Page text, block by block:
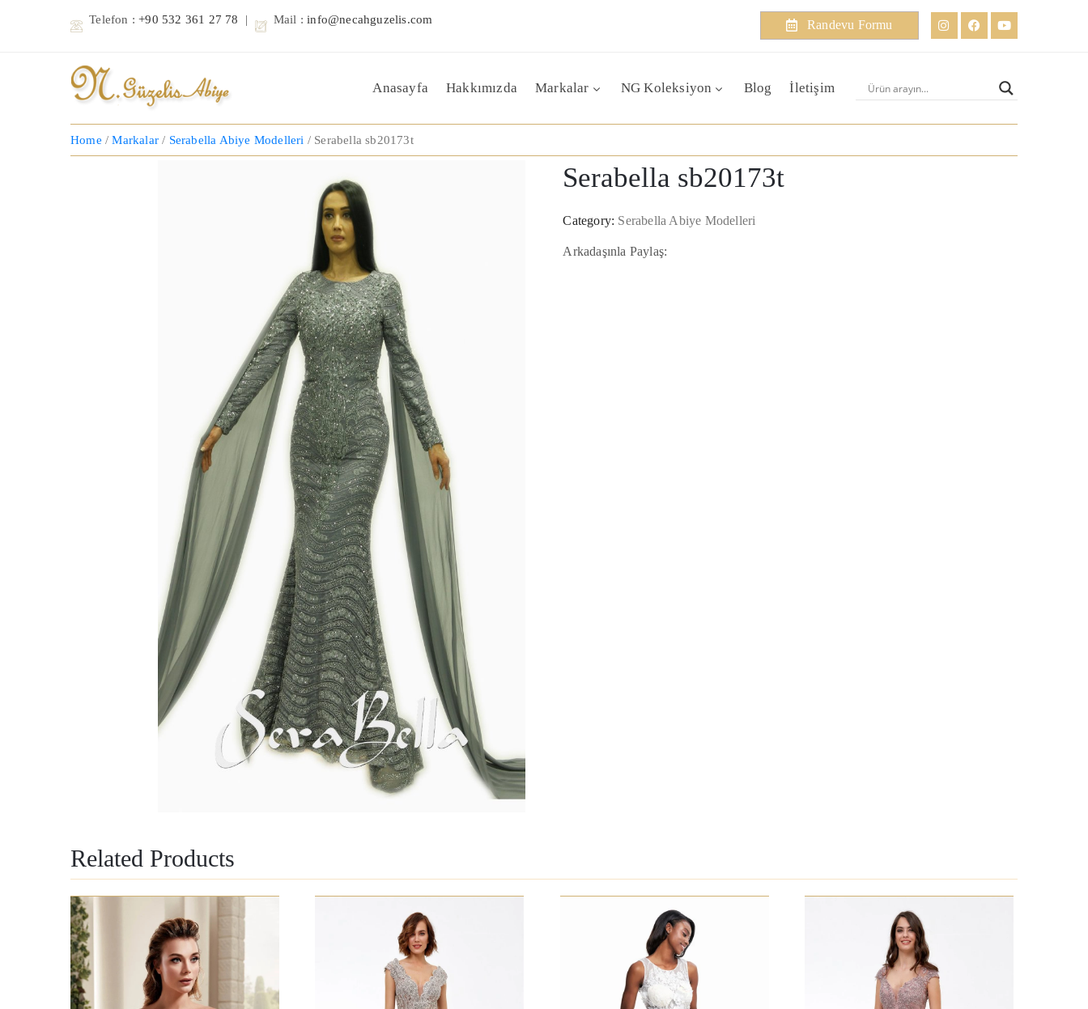
Telefon :+90 532 361 27 78 | Mail :info@necahguzelis.com Randevu Formu
Anasayfa Hakkımızda Markalar NG Koleksiyon Blog İletişim
Home /Markalar / Serabella Abiye Modelleri / Serabella sb20173t
Serabella sb20173t
Category: Serabella Abiye Modelleri
Arkadaşınla Paylaş:
Related Products